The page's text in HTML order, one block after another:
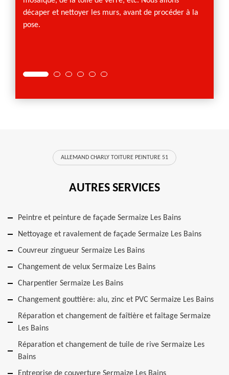
décaper et nettoyer les murs, avant de procéder à la
pose.
ALLEMAND CHARLY TOITURE PEINTURE 51
AUTRES SERVICES
Peintre et peinture de façade Sermaize Les Bains
Nettoyage et ravalement de façade Sermaize Les Bains
Couvreur zingueur Sermaize Les Bains
Changement de velux Sermaize Les Bains
Charpentier Sermaize Les Bains
Changement gouttière: alu, zinc et PVC Sermaize Les Bains
Réparation et changement de faîtière et faîtage Sermaize
Les Bains
Réparation et changement de tuile de rive Sermaize Les
Bains